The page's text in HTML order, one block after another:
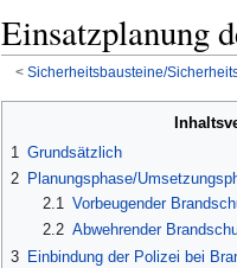
Einsatzplanung
< Sicherheitsbausteine/
1 Grundsätzlich
2 Planungsphase/
2.1
Vorbeugender
2.2 Abwehrender
3 Einbindung der Polizei bei